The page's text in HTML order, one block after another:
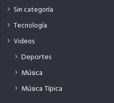
Sin categoría
Tecnología
Videos
Deportes
Música
Música Típica